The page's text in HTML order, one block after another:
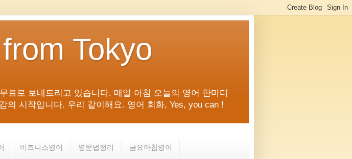
Tokyo
료로 보내드리고 있습니다. 매일 아침 오늘의 영어 한마디
의 시작입니다. 우리 같이해요. 영어 회화, Yes, you can !
비즈니스영어 영문법정리 금요아침영어